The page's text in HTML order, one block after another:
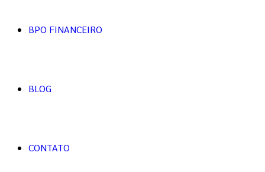
BPO FINANCEIRO
BLOG
CONTATO